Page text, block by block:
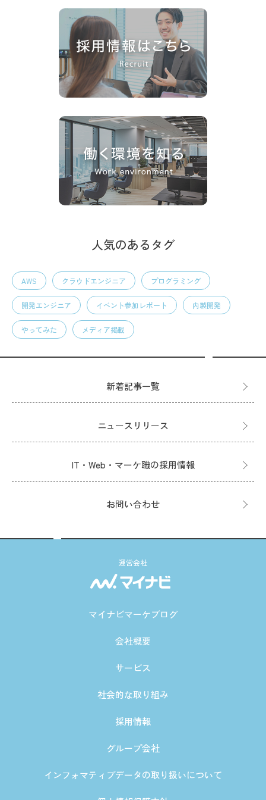
人気のあるタグ
AWS クラウドエンジニア プログラミング
開発エンジニア イベント参加レポート 内製開発
やってみた メディア掲載
新着記事一覧
ニュースリリース
IT・Web・マーケ職の採用情報
お問い合わせ
運営会社
マイナビマーケブログ
会社概要
サービス
社会的な取り組み
採用情報
グループ会社
インフォマティブデータの取り扱いについて